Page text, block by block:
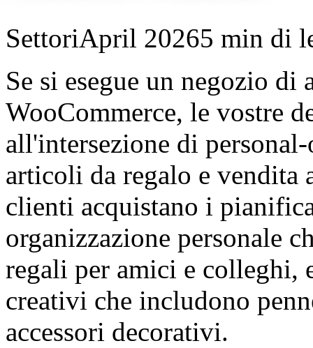
SettoriApril 20265 min di
Se si esegue un negozio
WooCommerce, le vostre
all'intersezione di
articoli da regalo e
clienti acquistano i
organizzazione personale
regali per amici e colleghi,
creativi che includono
accessori decorativi.